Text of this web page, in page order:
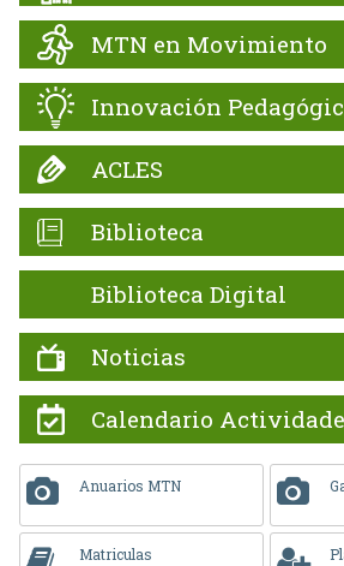
MTN en Movimiento
Innovación
ACLES
Biblioteca
Biblioteca Digital
Noticias
Calendario
Anuarios MTN
Matriculas